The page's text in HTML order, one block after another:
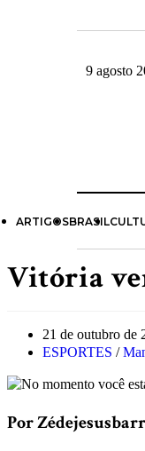
9 agosto
ARTIGOSBRASIL
Vitória
21 de outubro de
ESPORTES /
Por